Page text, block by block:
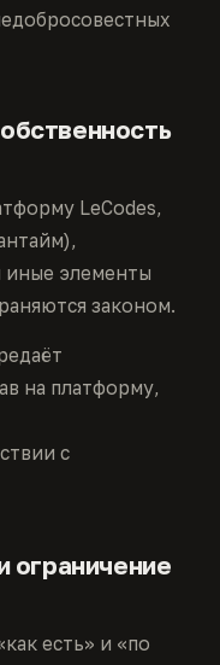
LeCodes,
иные элементы
законом.
на платформу,
с
ограничение
есть» и «по